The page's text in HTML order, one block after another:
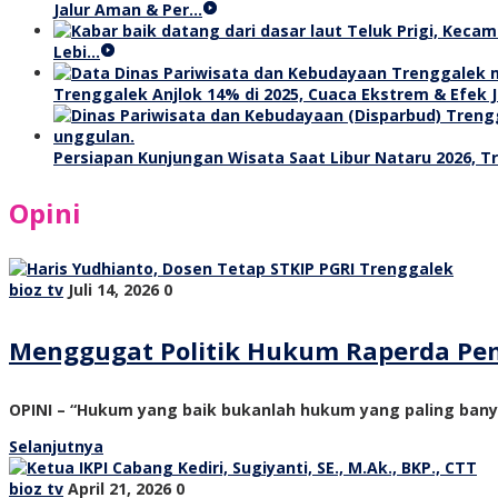
Jalur Aman & Per…
Lebi…
Trenggalek Anjlok 14% di 2025, Cuaca Ekstrem & Efek
Persiapan Kunjungan Wisata Saat Libur Nataru 2026,
Opini
bioz tv Juli 14, 2026 0
Menggugat Politik Hukum Raperda
OPINI – “Hukum yang baik bukanlah hukum yang paling
Selanjutnya
bioz tv April 21, 2026 0